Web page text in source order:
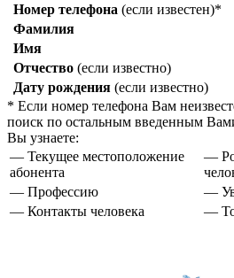
Номер телефона (если известен)*
Фамилия
Имя
Отчество (если известно)
Дату рождения (если известно)
* Если номер телефона Вам
поиск по остальным введенным
Вы узнаете:
— Текущее местоположение
абонента
—
— Профессию
—
— Контакты человека
—